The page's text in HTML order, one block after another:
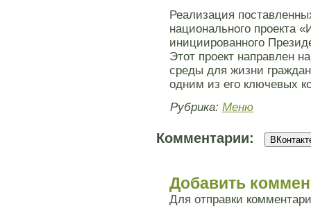
Реализация
национального проекта
инициированного
Этот проект направлен
среды для жизни
одним из его ключевых
Рубрика: Меню
Комментарии:
Добавить
Для отправки